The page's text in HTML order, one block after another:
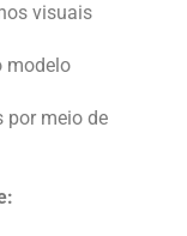
visuais
modelo
por meio de